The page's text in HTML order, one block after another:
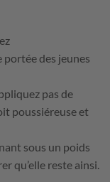
des jeunes
pas de
poussiéreuse et
sous un poids
qu’elle reste ainsi.